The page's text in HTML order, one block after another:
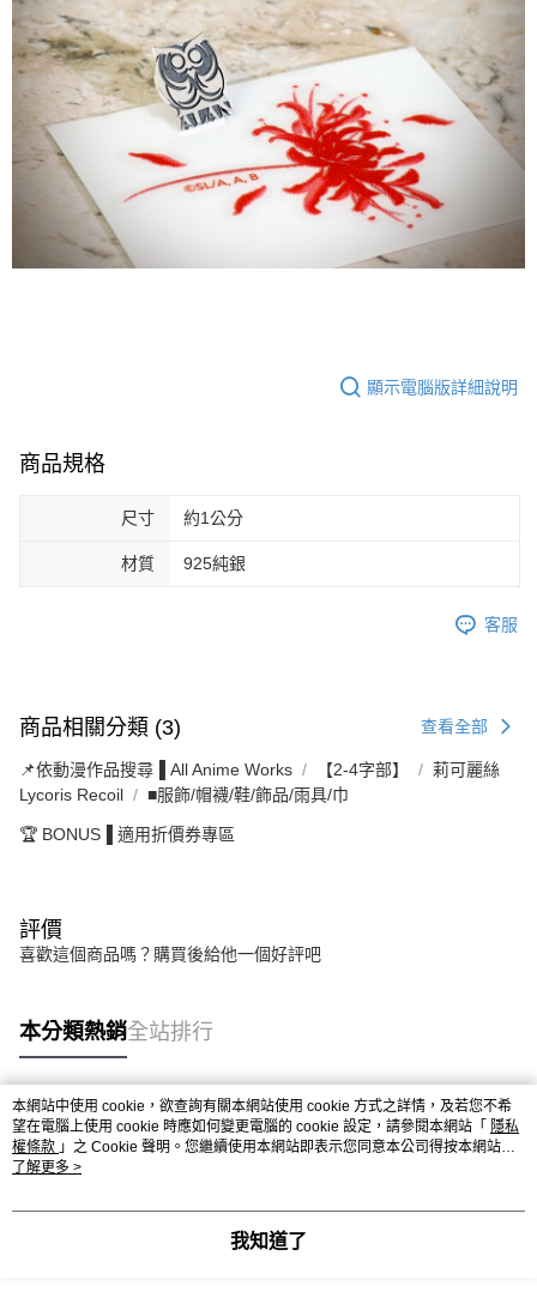
顯示電腦版詳細說明
商品規格
尺寸 約1公分
材質 925純銀
客服
商品相關分類 (3) 查看全部
📌依動漫作品搜尋▐ All Anime Works 【2-4字部】
莉可麗絲
Lycoris Recoil
■服飾/帽襪/鞋/飾品/雨具/巾
🏆 BONUS▐ 適用折價券專區
評價
喜歡這個商品嗎？購買後給他一個好評吧
本分類熱銷全站排行
熱門標籤
本網站中使用 cookie，欲查詢有關本網站使用 cookie 方式之詳情，及若您不希
望在電腦上使用 cookie 時應如何變更電腦的 cookie 設定，請參閱本網站「 隱私
權條款 」之 Cookie 聲明。您繼續使用本網站即表示您同意本公司得按本網站使
用條款之 Cookie 聲明使用 cookie。
了解更多 >
我知道了